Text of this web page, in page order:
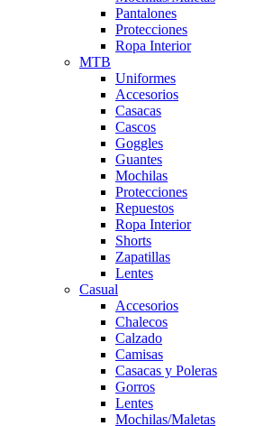
Pantalones
Protecciones
Ropa Interior
MTB
Uniformes
Accesorios
Casacas
Cascos
Goggles
Guantes
Mochilas
Protecciones
Repuestos
Ropa Interior
Shorts
Zapatillas
Lentes
Casual
Accesorios
Chalecos
Calzado
Camisas
Casacas y Poleras
Gorros
Lentes
Mochilas/Maletas